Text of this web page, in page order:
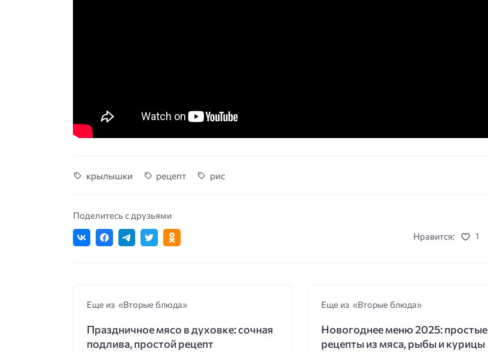
крылышки рецепт рис
Поделитесь с друзьями
Нравится:
1
Еще из «Вторые блюда»
Праздничное мясо в духовке: сочная
подлива, простой рецепт
Еще из «Вторые блюда»
Новогоднее меню 2025: простые
рецепты из мяса, рыбы и курицы